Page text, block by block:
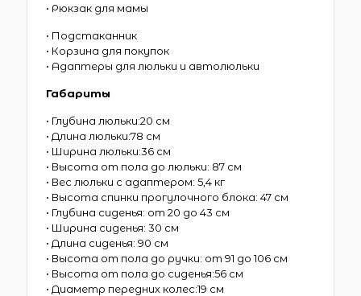
• Рюкзак для мамы
• Подстаканник
• Корзина для покупок
• Адаптеры для люльки и автолюльки
Габариты
• Глубина люльки:20 см
• Длина люльки:78 см
• Ширина люльки:36 см
• Высота от пола до люльки: 87 см
• Вес люльки с адаптером: 5,4 кг
• Высота спинки прогулочного блока: 47 см
• Глубина сиденья: от 20 до 43 см
• Ширина сиденья: 30 см
• Длина сиденья: 90 см
• Высота от пола до ручки: от 91 до 106 см
• Высота от пола до сиденья:56 см
• Диаметр передних колес:19 см